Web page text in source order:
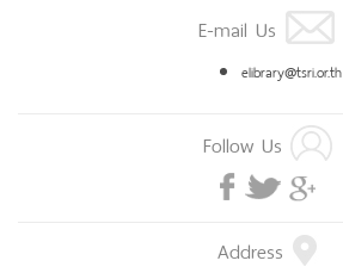
E-mail Us
elibrary@tsri.or.th
Follow Us
Address